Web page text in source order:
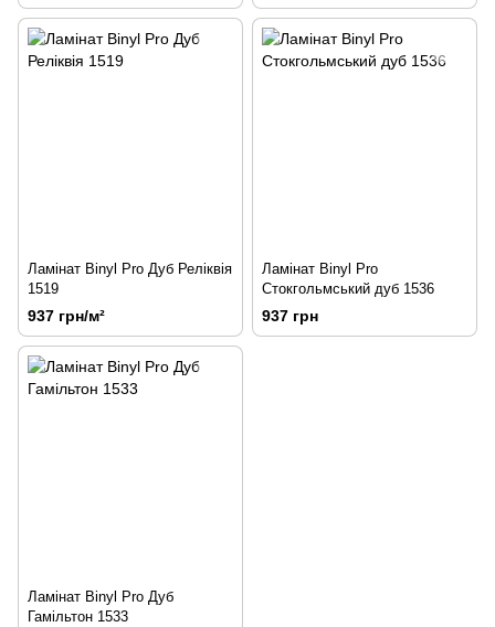
Ламінат Binyl Pro Дуб Реліквія
1519
937 грн/м²
Ламінат Binyl Pro
Стокгольмський дуб 1536
937 грн
Ламінат Binyl Pro Дуб
Гамільтон 1533